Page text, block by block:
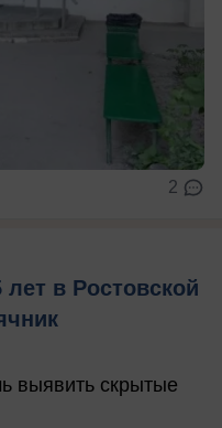
2
в Ростовской
выявить скрытые